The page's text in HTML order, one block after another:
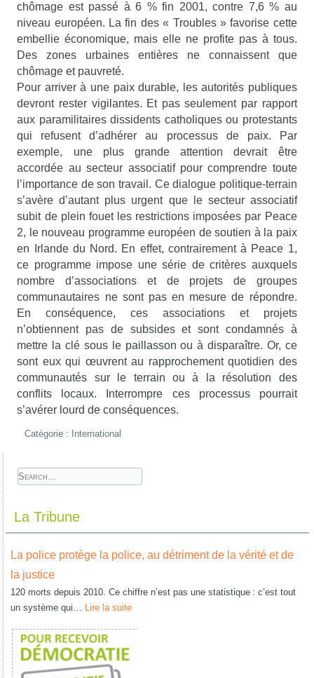
chômage est passé à 6 % fin 2001, contre 7,6 % au
niveau européen. La fin des « Troubles » favorise cette
embellie économique, mais elle ne profite pas à tous.
Des zones urbaines entières ne connaissent que
chômage et pauvreté.
Pour arriver à une paix durable, les autorités publiques
devront rester vigilantes. Et pas seulement par rapport
aux paramilitaires dissidents catholiques ou protestants
qui refusent d’adhérer au processus de paix. Par
exemple, une plus grande attention devrait être
accordée au secteur associatif pour comprendre toute
l’importance de son travail. Ce dialogue politique-terrain
s’avère d’autant plus urgent que le secteur associatif
subit de plein fouet les restrictions imposées par Peace
2, le nouveau programme européen de soutien à la paix
en Irlande du Nord. En effet, contrairement à Peace 1,
ce programme impose une série de critères auxquels
nombre d’associations et de projets de groupes
communautaires ne sont pas en mesure de répondre.
En conséquence, ces associations et projets
n’obtiennent pas de subsides et sont condamnés à
mettre la clé sous le paillasson ou à disparaître. Or, ce
sont eux qui œuvrent au rapprochement quotidien des
communautés sur le terrain ou à la résolution des
conflits locaux. Interrompre ces processus pourrait
s’avérer lourd de conséquences.
Catégorie : International
La Tribune
La police protège la police, au détriment de la vérité et de
la justice
120 morts depuis 2010. Ce chiffre n’est pas une statistique : c’est tout
un système qui… Lire la suite